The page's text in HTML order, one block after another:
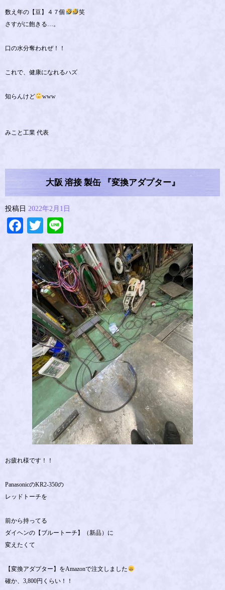
数え年の【豆】４７個
笑
さすがに飽きる…。
口の水分奪われぜ！！
これで、健康になれるハズ
知らんけど www
みこと工業 代表
大阪 溶接 製缶 『変換アダプター』
投稿日 2022年2月1日
Facebook
Twitter
お疲れ様です！！
PanasonicのKR2-350の
レッドトーチを
前から持ってる
ダイヘンの【ブルートーチ】（新品）に
変えたくて
【変換アダプター】をAmazonで注文しました
確か、3,800円くらい！！